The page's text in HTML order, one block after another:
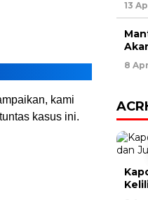
kami
kasus ini.
13
8